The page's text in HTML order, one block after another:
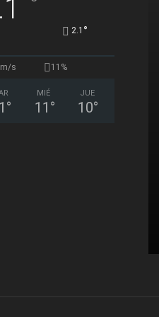
2.1 °
s 11%
°
MIÉ
11 °
JUE
10°